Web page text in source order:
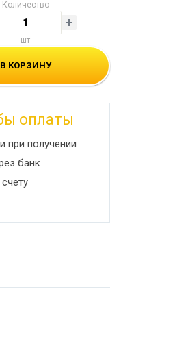
Количество
шт
В КОРЗИНУ
оплаты
при получении
банк